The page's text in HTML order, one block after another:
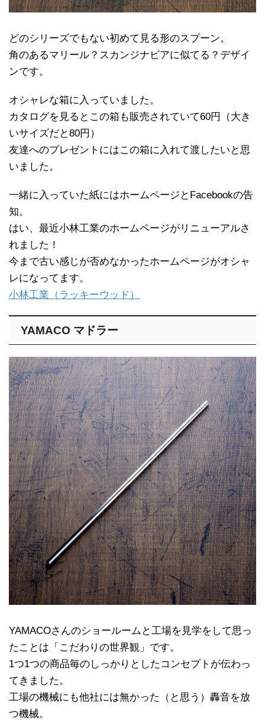
どのシリーズでもない初めて見る形のスプーン。
角のあるマリール？スカンジナビアに似てる？デザイ
ンです。
オシャレな箱に入っていました。
カタログを見るとこの箱も販売されていて60円（大き
いサイズだと80円）
友達へのプレゼントにはこの箱に入れて渡したいと思
いました。
一緒に入っていた紙にはホームページとFacebookの告
知。
はい、最近小林工業のホームページがリニューアルさ
れました！
今まで古い感じが否めなかったホームページがオシャ
レになってます。
小林工業（ラッキーウッド）
YAMACO マドラー
YAMACOさんのショールームと工場を見学をして思っ
たことは「こだわりの世界観」です。
1つ1つの商品毎のしっかりとしたコンセプトが伝わっ
てきました。
工場の機械にも他社には無かった（と思う）轟音を放
つ機械。